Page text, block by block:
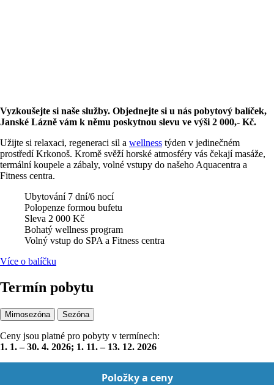
Vyzkoušejte si naše služby. Objednejte si u nás pobytový balíček,
Janské Lázně vám k němu poskytnou slevu ve výši 2 000,- Kč.
Užijte si relaxaci, regeneraci sil a wellness týden v jedinečném
prostředí Krkonoš. Kromě svěží horské atmosféry vás čekají masáže,
termální koupele a zábaly, volné vstupy do našeho Aquacentra a
Fitness centra.
Ubytování 7 dní/6 nocí
Polopenze formou bufetu
Sleva 2 000 Kč
Bohatý wellness program
Volný vstup do SPA a Fitness centra
Více o balíčku
Termín pobytu
Mimosezóna Sezóna
Ceny jsou platné pro pobyty v termínech:
1. 1. – 30. 4. 2026; 1. 11. – 13. 12. 2026
Položky a ceny